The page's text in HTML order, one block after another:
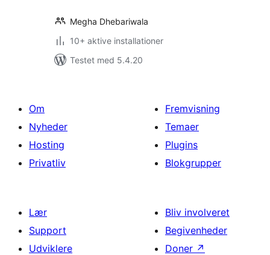
Megha Dhebariwala
10+ aktive installationer
Testet med 5.4.20
Om
Nyheder
Hosting
Privatliv
Fremvisning
Temaer
Plugins
Blokgrupper
Lær
Support
Udviklere
Bliv involveret
Begivenheder
Doner ↗